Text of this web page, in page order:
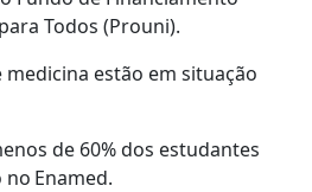
Todos (Prouni).
estão em situação
de 60% dos estudantes
Enamed.